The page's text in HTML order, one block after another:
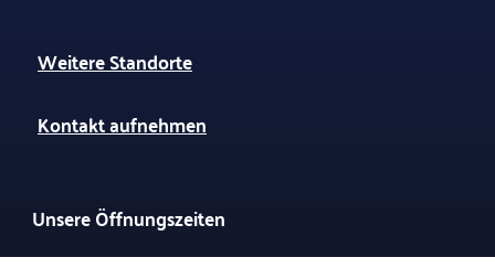
Weitere Standorte
Kontakt aufnehmen
Unsere Öffnungszeiten